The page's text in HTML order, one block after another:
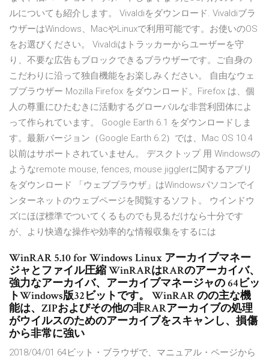
ルについても紹介します。 Vivaldiをダウンロード. Vivaldiブラ
ウザーはWindows、MacやLinuxで利用可能です。お使いのOS
をお選びください。 Vivaldiはトラッカーからユーザーを守
り、不要な広告もブロックできるブラウザーです。ご自身の
こだわりに沿って独自機能をお楽しみください。 自由なウェ
ブブラウザー Mozilla Firefox をダウンロード。Firefox は、個
人の尊重にひたむきに活動するグローバルな非営利団体によ
って作られています。 Google Earth 6.1 をダウンロードしま
す。最新バージョン（Google Earth 6.2）では、Mac OS 10.4
以前はサポートされていません。 デスクトップ 用 Windowsの
ようなremote mouse, fences, mouse jigglerに関するアプリ
をダウンロード 「ウェブブラウザ」はWindowsパソコンでイ
ンターネットのウェブページを閲覧するソフト。 ウインドウ
ズにほぼ標準でついてくるものでも見るだけなら十分です
が、より快適な操作や効率的な情報収集をするには
WinRAR 5.10 for Windows Linux アーカイブマネー
ジャとファイル圧縮 WinRARはRARのアーカイバ、
強力なアーカイバ、アーカイブマネージャの 64ビッ
トWindows版32ビットです。 WinRAR のの主な機
能は、ZIPおよびその他の非RARアーカイブの処理
がウイルスのためのアーカイブをスキャンし、損傷
から非常に強い
2018/04/01 64ビット・ブラウザで、マニュアル・ページから